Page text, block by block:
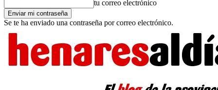
tu correo electrónico
Se te ha enviado una contraseña por correo electrónico.